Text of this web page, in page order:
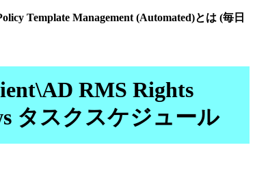
Template Management (Automated)とは (毎日
RMS Rights
タスクスケジュール